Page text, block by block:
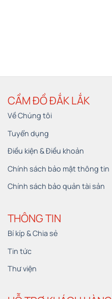
CẦM ĐỒ ĐẮK LẮK
Về Chúng tôi
Tuyển dụng
Điều kiện & Điều khoản
Chính sách bảo mật thông tin
Chính sách bảo quản tài sản
THÔNG TIN
Bí kíp & Chia sẻ
Tin tức
Thư viện